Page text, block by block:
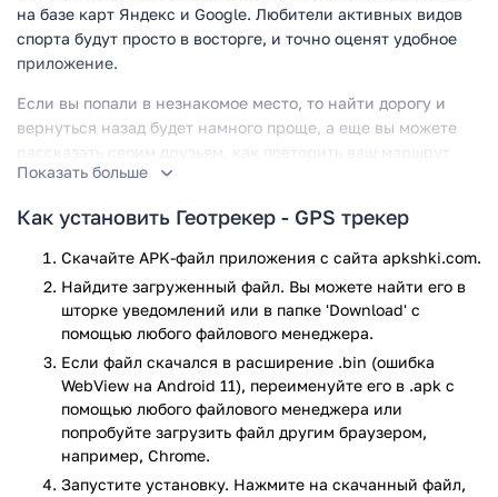
на базе карт Яндекс и Google. Любители активных видов
спорта будут просто в восторге, и точно оценят удобное
приложение.
Если вы попали в незнакомое место, то найти дорогу и
вернуться назад будет намного проще, а еще вы можете
рассказать своим друзьям, как повторить ваш маршрут
или найти вас. На пути своего следования так просто
приложение может вести запись треков, достаточно
провести дополнительную настройку. Размер записи
треков ограничивается только свободной памятью на
вашем устройстве.
А еще приложение автоматически будет держать ваш
экран подсвеченным, пока вы пользуетесь навигацией. Вы
сами можете определять какой картой пользоваться для
трекера, выбирать между Google и Яндекс, переключаться
всего в два шага.
Показать больше
Как установить Геотрекер - GPS трекер
Скачайте APK-файл приложения с сайта apkshki.com.
Найдите загруженный файл. Вы можете найти его в
шторке уведомлений или в папке 'Download' с
помощью любого файлового менеджера.
Если файл скачался в расширение .bin (ошибка
WebView на Android 11), переименуйте его в .apk с
помощью любого файлового менеджера или
попробуйте загрузить файл другим браузером,
например, Chrome.
Запустите установку. Нажмите на скачанный файл,